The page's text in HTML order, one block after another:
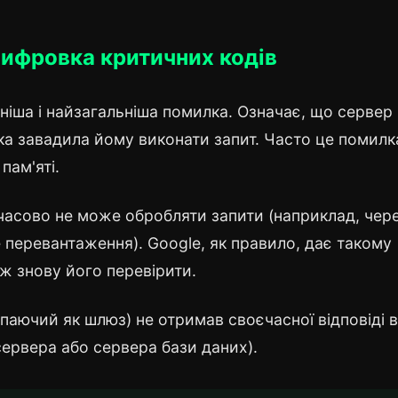
критичних кодів
і найзагальніша помилка. Означає, що сервер
завадила йому виконати запит. Часто це
не може обробляти запити (наприклад,
перевантаження). Google, як правило, дає такому
знову його перевірити.
як шлюз) не отримав своєчасної відповіді
або сервера бази даних).